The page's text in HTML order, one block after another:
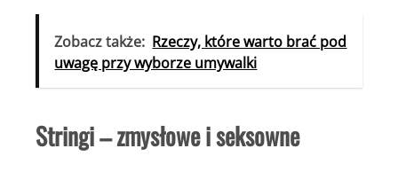
Zobacz także: Rzeczy, które warto brać pod
uwagę przy wyborze umywalki
Stringi – zmysłowe i seksowne